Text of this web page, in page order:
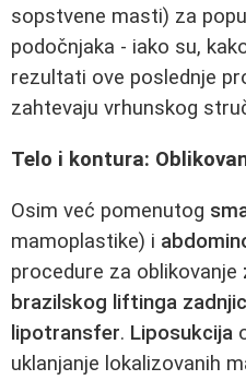
sopstvene masti) za
podočnjaka - iako su,
rezultati ove poslednje
zahtevaju vrhunskog
Telo i kontura:
Osim već pomenutog
mamoplastike) i
procedure za oblikovanje
brazilskog liftinga
lipotransfer. Liposukcija
uklanjanje lokalizovanih